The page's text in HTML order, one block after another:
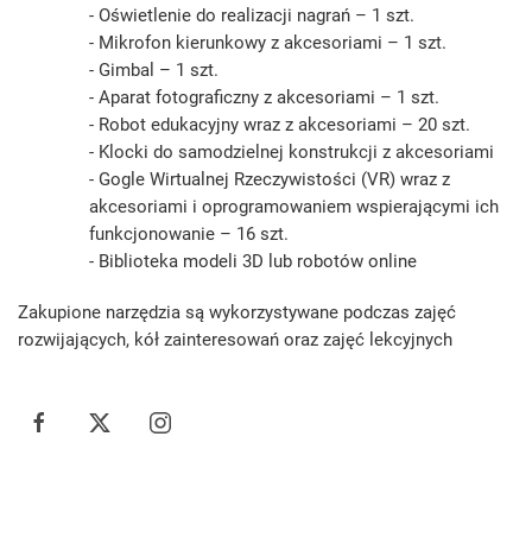
- Oświetlenie do realizacji nagrań – 1 szt.
- Mikrofon kierunkowy z akcesoriami – 1 szt.
- Gimbal – 1 szt.
- Aparat fotograficzny z akcesoriami – 1 szt.
- Robot edukacyjny wraz z akcesoriami – 20 szt.
- Klocki do samodzielnej konstrukcji z akcesoriami
- Gogle Wirtualnej Rzeczywistości (VR) wraz z
akcesoriami i oprogramowaniem wspierającymi ich
funkcjonowanie – 16 szt.
- Biblioteka modeli 3D lub robotów online
Zakupione narzędzia są wykorzystywane podczas zajęć
rozwijających, kół zainteresowań oraz zajęć lekcyjnych